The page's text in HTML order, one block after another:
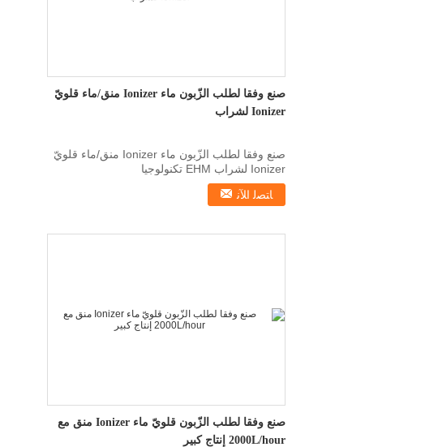
صنع وفقا لطلب الزّبون ماء Ionizer منق/ماء قلويّ
Ionizer لشراب
صنع وفقا لطلب الزّبون ماء Ionizer منق/ماء قلويّ
Ionizer لشراب EHM تكنولوجيا
عال_عالوون_عالية_عالية_ع...
ﺎﺘﺼﻟ ﺍﻶﻧ
صنع وفقا لطلب الزّبون قلويّ ماء Ionizer منق مع
2000L/hour إنتاج كبير